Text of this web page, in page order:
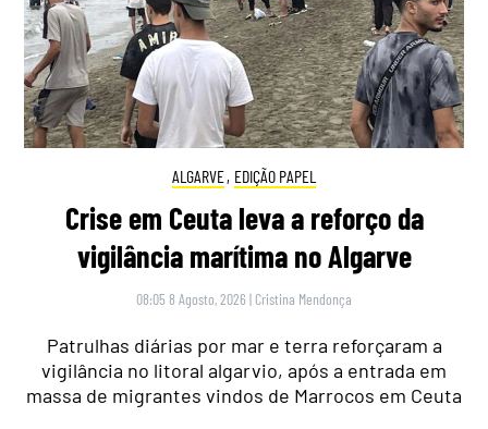
ALGARVE, EDIÇÃO PAPEL
Crise em Ceuta leva a reforço da
vigilância marítima no Algarve
08:05 8 Agosto, 2026 | Cristina Mendonça
Patrulhas diárias por mar e terra reforçaram a
vigilância no litoral algarvio, após a entrada em
massa de migrantes vindos de Marrocos em Ceuta